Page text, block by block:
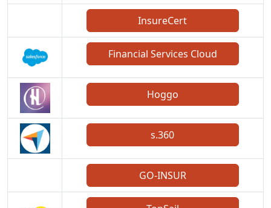
InsureCert
Financial Services Cloud
Hoggo
s.360
GO-INSUR